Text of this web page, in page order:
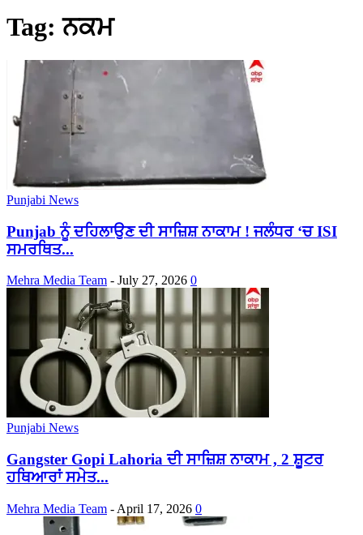
Tag: ਨਕਮ
Punjabi News
Punjab ਨੂੰ ਦਹਿਲਾਉਣ ਦੀ ਸਾਜ਼ਿਸ਼ ਨਾਕਾਮ ! ਜਲੰਧਰ ‘ਚ ISI
ਸਮਰਥਿਤ...
Mehra Media Team - July 27, 2026 0
Punjabi News
Gangster Gopi Lahoria ਦੀ ਸਾਜ਼ਿਸ਼ ਨਾਕਾਮ , 2 ਸ਼ੂਟਰ
ਹਥਿਆਰਾਂ ਸਮੇਤ...
Mehra Media Team - April 17, 2026 0